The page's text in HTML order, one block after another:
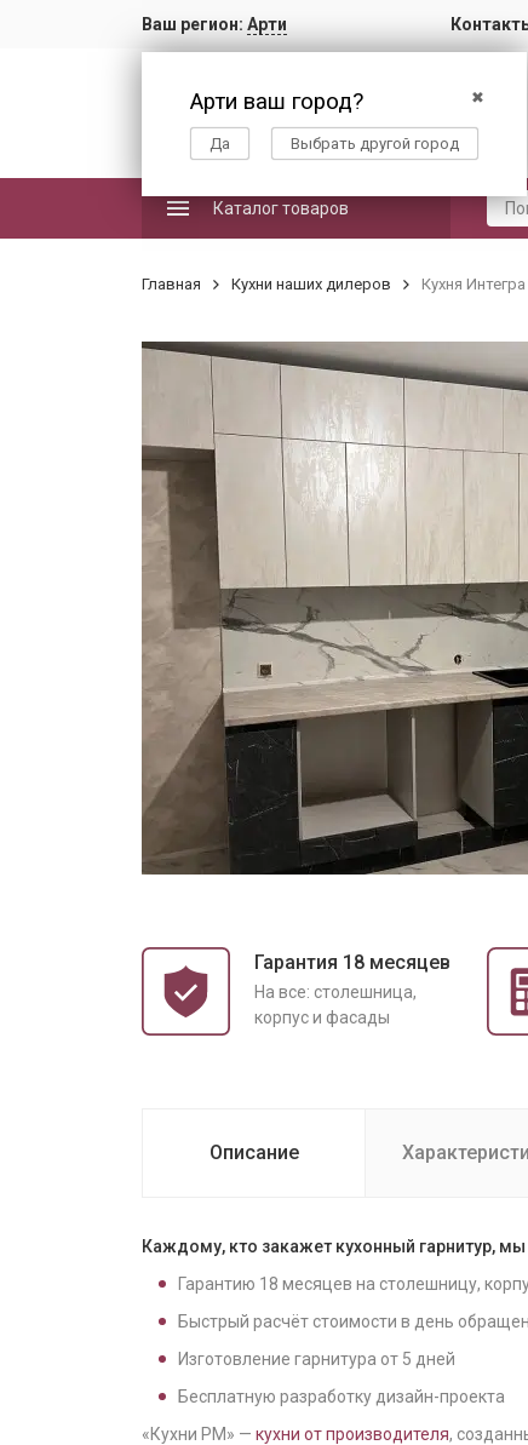
Ваш регион: Арти
✖
Арти ваш город?
Да Выбрать другой город
Каталог товаров
Главная Кухни наших дилеров Кухня
Гарантия 18 месяцев
На все: столешница,
корпус и фасады
Описание
Каждому, кто закажет кухонный гарнитур,
Гарантию 18 месяцев на столешницу,
Быстрый расчёт стоимости в день
Изготовление гарнитура от 5 дней
Бесплатную разработку дизайн-проекта
«Кухни РМ» — кухни от производителя,